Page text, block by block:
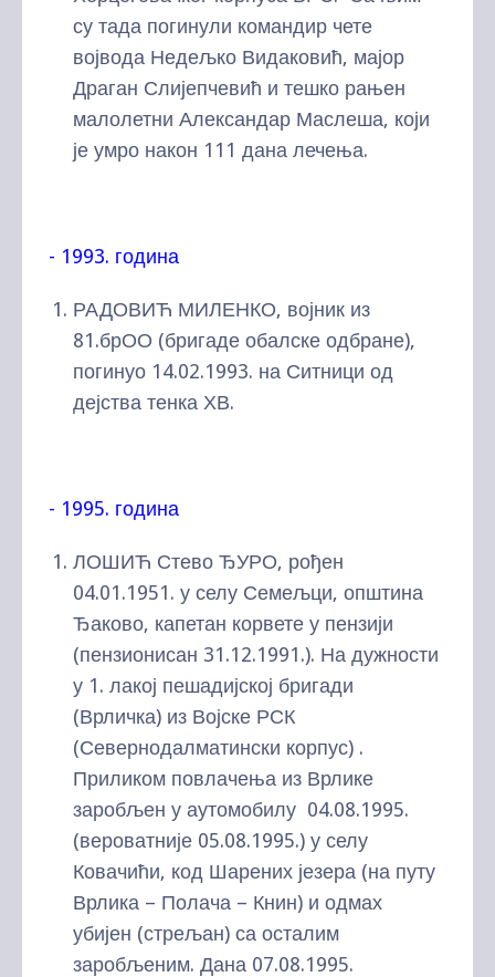
су тада погинули командир чете
војвода Недељко Видаковић, мајор
Драган Слијепчевић и тешко рањен
малолетни Александар Маслеша, који
је умро након 111 дана лечења.
- 1993. година
РАДОВИЋ МИЛЕНКО, војник из
81.брОО (бригаде обалске одбране),
погинуо 14.02.1993. на Ситници од
дејства тенка ХВ.
- 1995. година
ЛОШИЋ Стево ЂУРО, рођен
04.01.1951. у селу Семељци, општина
Ђаково, капетан корвете у пензији
(пензионисан 31.12.1991.). На дужности
у 1. лакој пешадијској бригади
(Врличка) из Војске РСК
(Севернодалматински корпус) .
Приликом повлачења из Врлике
заробљен у аутомобилу 04.08.1995.
(вероватније 05.08.1995.) у селу
Ковачићи, код Шарених језера (на путу
Врлика – Полача – Книн) и одмах
убијен (стрељан) са осталим
заробљеним. Дана 07.08.1995.